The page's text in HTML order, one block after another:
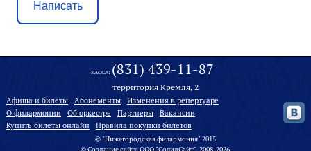
Написать
КАССА: (831) 439-11-87
территория Кремля, 2
Афиша и билеты Абонементы
Изменения в репертуаре
О филармонии
Oб оркестре Партнеры
Вакансии
Купить билеты онлайн
Правила покупки билетов
© "Нижегородская филармония" 2015